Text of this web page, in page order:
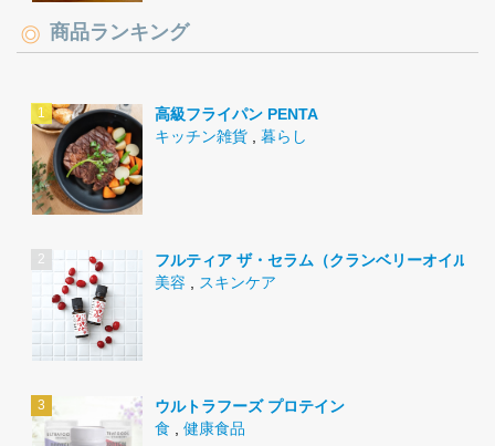
商品ランキング
高級フライパン PENTA
キッチン雑貨
暮らし
フルティア ザ・セラム（クランベリーオイル）
美容
スキンケア
ウルトラフーズ プロテイン
食
健康食品